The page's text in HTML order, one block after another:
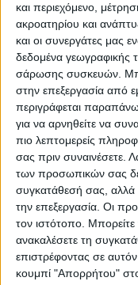
και περιεχόμενο,
ακροατηρίου και
και οι συνεργάτες μας
δεδομένα γεωγραφικής
σάρωσης συσκευών.
στην επεξεργασία από
περιγράφεται
για να αρνηθείτε να
πιο λεπτομερείς
σας πριν συναινέσετε.
των προσωπικών σας
συγκατάθεσή σας, αλλά
την επεξεργασία. Οι
τον ιστότοπο. Μπορείτε
ανακαλέσετε τη
επιστρέφοντας σε
κουμπί "Απορρήτου"
Christou 1910
1
ΠΡΟΣΘΉΚΗ ΣΤΟ